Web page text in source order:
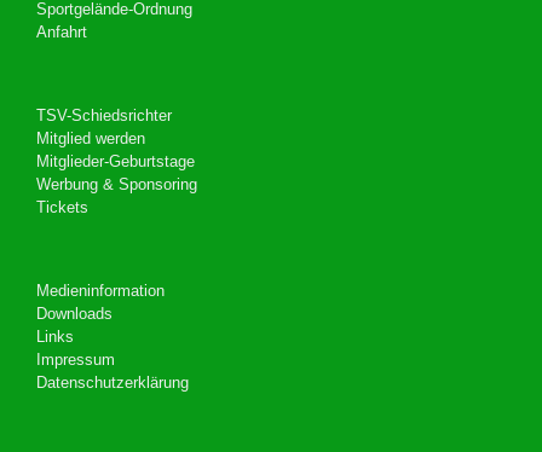
Sportgelände-Ordnung
Anfahrt
TSV-Schiedsrichter
Mitglied werden
Mitglieder-Geburtstage
Werbung & Sponsoring
Tickets
Medieninformation
Downloads
Links
Impressum
Datenschutzerklärung